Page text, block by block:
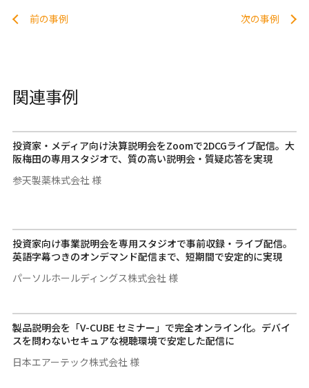
前の事例 次の事例
関連事例
投資家・メディア向け決算説明会をZoomで2DCGライブ配信。大
阪梅田の専用スタジオで、質の高い説明会・質疑応答を実現
参天製薬株式会社 様
投資家向け事業説明会を専用スタジオで事前収録・ライブ配信。
英語字幕つきのオンデマンド配信まで、短期間で安定的に実現
パーソルホールディングス株式会社 様
製品説明会を「V-CUBE セミナー」で完全オンライン化。デバイ
スを問わないセキュアな視聴環境で安定した配信に
日本エアーテック株式会社 様